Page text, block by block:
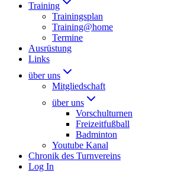
Training
Trainingsplan
Training@home
Termine
Ausrüstung
Links
über uns
Mitgliedschaft
über uns
Vorschulturnen
Freizeitfußball
Badminton
Youtube Kanal
Chronik des Turnvereins
Log In